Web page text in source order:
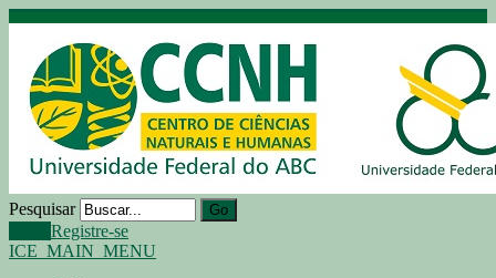
Pesquisar Go
Registre-se
ICE_MAIN_MENU